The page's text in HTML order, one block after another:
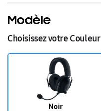
Modèle
Choisissez votre Couleur
Noir